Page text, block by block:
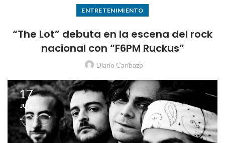
ENTRETENIMIENTO
“The Lot” debuta en la escena del rock
nacional con “F6PM Ruckus”
Diario Caribazo
17
JUN